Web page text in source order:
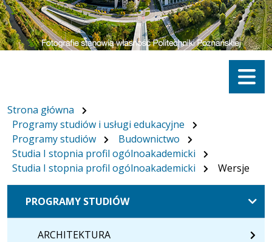
Menu
Strona główna
Programy studiów i usługi edukacyjne
Programy studiów
Budownictwo
Studia I stopnia profil ogólnoakademicki
Studia I stopnia profil ogólnoakademicki
Wersje
PROGRAMY STUDIÓW
ARCHITEKTURA